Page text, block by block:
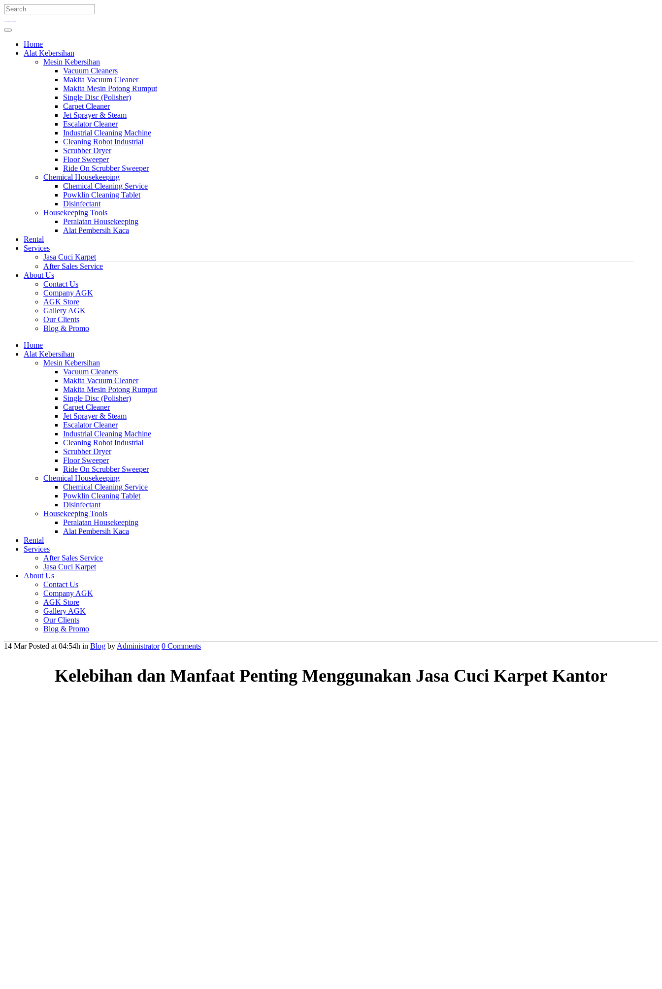
Home
Alat Kebersihan
Mesin Kebersihan
Vacuum Cleaners
Makita Vacuum Cleaner
Makita Mesin Potong Rumput
Single Disc (Polisher)
Carpet Cleaner
Jet Sprayer & Steam
Escalator Cleaner
Industrial Cleaning Machine
Cleaning Robot Industrial
Scrubber Dryer
Floor Sweeper
Ride On Scrubber Sweeper
Chemical Housekeeping
Chemical Cleaning Service
Powklin Cleaning Tablet
Disinfectant
Housekeeping Tools
Peralatan Housekeeping
Alat Pembersih Kaca
Rental
Services
Jasa Cuci Karpet
After Sales Service
About Us
Contact Us
Company AGK
AGK Store
Gallery AGK
Our Clients
Blog & Promo
Home
Alat Kebersihan
Mesin Kebersihan
Vacuum Cleaners
Makita Vacuum Cleaner
Makita Mesin Potong Rumput
Single Disc (Polisher)
Carpet Cleaner
Jet Sprayer & Steam
Escalator Cleaner
Industrial Cleaning Machine
Cleaning Robot Industrial
Scrubber Dryer
Floor Sweeper
Ride On Scrubber Sweeper
Chemical Housekeeping
Chemical Cleaning Service
Powklin Cleaning Tablet
Disinfectant
Housekeeping Tools
Peralatan Housekeeping
Alat Pembersih Kaca
Rental
Services
After Sales Service
Jasa Cuci Karpet
About Us
Contact Us
Company AGK
AGK Store
Gallery AGK
Our Clients
Blog & Promo
14 Mar Posted at 04:54h in Blog by Administrator 0 Comments
Kelebihan dan Manfaat Penting Menggunakan Jasa Cuci Karpet Kantor